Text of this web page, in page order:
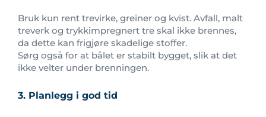
Bruk kun rent trevirke, greiner og kvist. Avfall, malt
treverk og trykkimpregnert tre skal ikke brennes,
da dette kan frigjøre skadelige stoffer.
Sørg også for at bålet er stabilt bygget, slik at det
ikke velter under brenningen.
3. Planlegg i god tid